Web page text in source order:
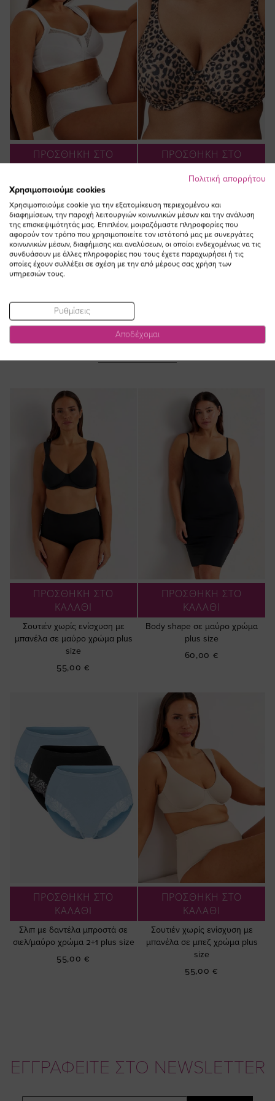
ΠΡΟΣΘΗΚΗ ΣΤΟ
ΚΑΛΑΘΙ
Σουτιέν με μπροστινό κούμπωμα
σε λευκό χρώμα
(-10%)
Ειδική
Τιμή
34,20 €
38,00 €
ΠΡΟΣΘΗΚΗ ΣΤΟ
ΚΑΛΑΘΙ
Σουτιέν plunge με μπανέλα σε
leopard χρώμα
38,00 €
ΠΡΟΣΘΗΚΗ ΣΤΟ
ΚΑΛΑΘΙ
Σουτιέν χωρίς ενίσχυση με
μπανέλα σε μαύρο χρώμα plus
size
55,00 €
ΠΡΟΣΘΗΚΗ ΣΤΟ
ΚΑΛΑΘΙ
Βody shape σε μαύρο χρώμα
plus size
60,00 €
ΠΡΟΣΘΗΚΗ ΣΤΟ
ΚΑΛΑΘΙ
Σλιπ με δαντέλα μπροστά σε
σιελ/μαύρο χρώμα 2+1 plus size
55,00 €
ΠΡΟΣΘΗΚΗ ΣΤΟ
ΚΑΛΑΘΙ
Σουτιέν χωρίς ενίσχυση με
μπανέλα σε μπεζ χρώμα plus
size
55,00 €
ΔΕΙΤΕ ΕΠΙΣΗΣ
ΕΓΓΡΑΦΕΙΤΕ ΣΤΟ NEWSLETTER
Πολιτική απορρήτου
Χρησιμοποιούμε cookies
Χρησιμοποιούμε cookie για την εξατομίκευση περιεχομένου και
διαφημίσεων, την παροχή λειτουργιών κοινωνικών μέσων και την ανάλυση
της επισκεψιμότητάς μας. Επιπλέον, μοιραζόμαστε πληροφορίες που
αφορούν τον τρόπο που χρησιμοποιείτε τον ιστότοπό μας με συνεργάτες
κοινωνικών μέσων, διαφήμισης και αναλύσεων, οι οποίοι ενδεχομένως να τις
συνδυάσουν με άλλες πληροφορίες που τους έχετε παραχωρήσει ή τις
οποίες έχουν συλλέξει σε σχέση με την από μέρους σας χρήση των
υπηρεσιών τους.
Ρυθμίσεις
Αποδέχομαι